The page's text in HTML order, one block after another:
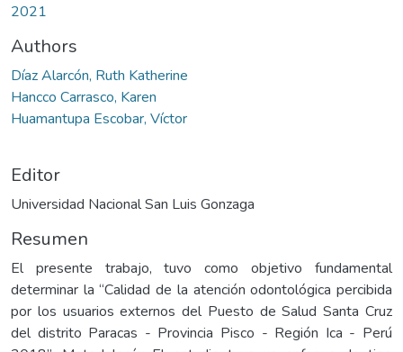
2021
Authors
Díaz Alarcón, Ruth Katherine
Hancco Carrasco, Karen
Huamantupa Escobar, Víctor
Editor
Universidad Nacional San Luis Gonzaga
Resumen
El presente trabajo, tuvo como objetivo fundamental
determinar la “Calidad de la atención odontológica percibida
por los usuarios externos del Puesto de Salud Santa Cruz
del distrito Paracas - Provincia Pisco - Región Ica - Perú